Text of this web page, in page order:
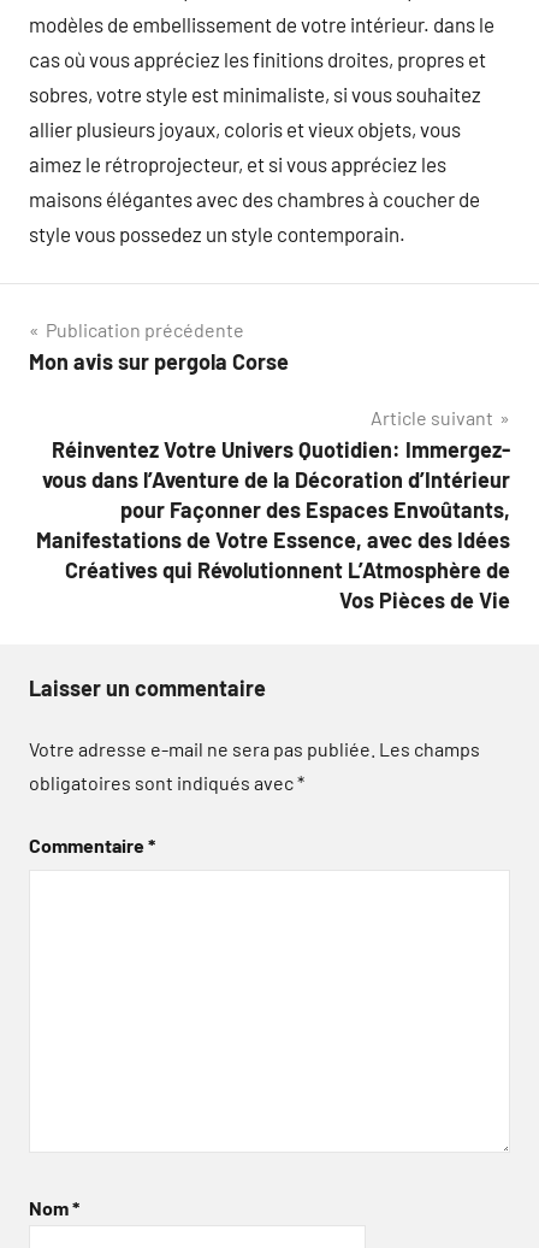
modèles de embellissement de votre intérieur. dans le
cas où vous appréciez les finitions droites, propres et
sobres, votre style est minimaliste, si vous souhaitez
allier plusieurs joyaux, coloris et vieux objets, vous
aimez le rétroprojecteur, et si vous appréciez les
maisons élégantes avec des chambres à coucher de
style vous possedez un style contemporain.
Navigation
de
Publication précédente
Mon avis sur pergola Corse
Article suivant
Réinventez Votre Univers Quotidien: Immergez-
vous dans l’Aventure de la Décoration d’Intérieur
pour Façonner des Espaces Envoûtants,
Manifestations de Votre Essence, avec des Idées
Créatives qui Révolutionnent L’Atmosphère de
Vos Pièces de Vie
Laisser un commentaire
Votre adresse e-mail ne sera pas publiée. Les champs
obligatoires sont indiqués avec*
Commentaire*
Nom*